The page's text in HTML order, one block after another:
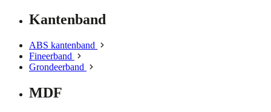
Kantenband
ABS kantenband
Fineerband
Grondeerband
MDF